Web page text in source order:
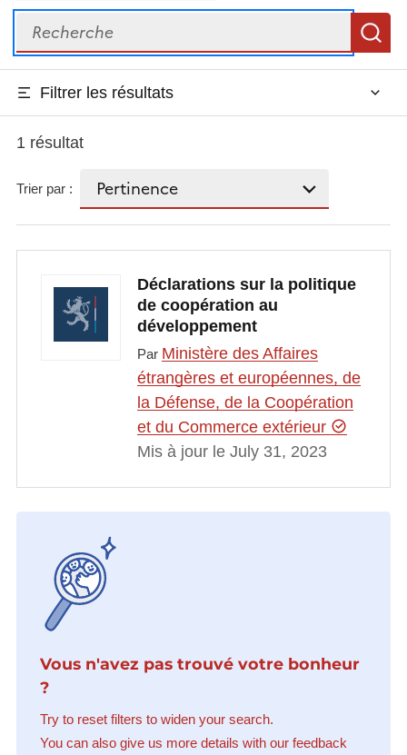
Recherche
Filtrer les résultats
1 résultat
Trier par :
Déclarations sur la politique
de coopération au
développement
Par Ministère des Affaires
étrangères et européennes, de
la Défense, de la Coopération
et du Commerce extérieur
Mis à jour le July 31, 2023
Vous n'avez pas trouvé votre bonheur
?
Try to reset filters to widen your search.
You can also give us more details with our feedback